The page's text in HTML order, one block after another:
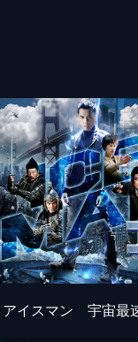
アイスマン 宇宙最